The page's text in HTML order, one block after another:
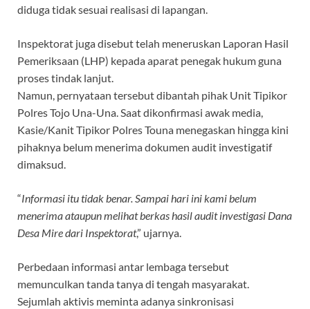
diduga tidak sesuai realisasi di lapangan.
Inspektorat juga disebut telah meneruskan Laporan Hasil
Pemeriksaan (LHP) kepada aparat penegak hukum guna
proses tindak lanjut.
Namun, pernyataan tersebut dibantah pihak Unit Tipikor
Polres Tojo Una-Una. Saat dikonfirmasi awak media,
Kasie/Kanit Tipikor Polres Touna menegaskan hingga kini
pihaknya belum menerima dokumen audit investigatif
dimaksud.
“Informasi itu tidak benar. Sampai hari ini kami belum
menerima ataupun melihat berkas hasil audit investigasi Dana
Desa Mire dari Inspektorat,” ujarnya.
Perbedaan informasi antar lembaga tersebut
memunculkan tanda tanya di tengah masyarakat.
Sejumlah aktivis meminta adanya sinkronisasi